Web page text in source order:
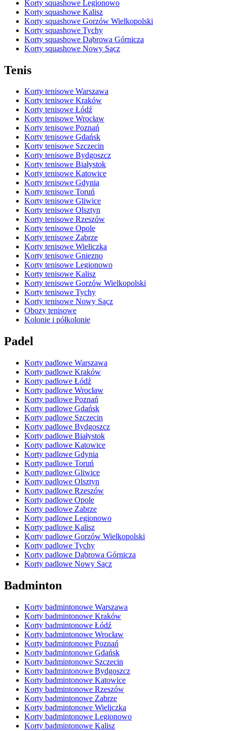
Korty squashowe Legionowo
Korty squashowe Kalisz
Korty squashowe Gorzów Wielkopolski
Korty squashowe Tychy
Korty squashowe Dąbrowa Górnicza
Korty squashowe Nowy Sącz
Tenis
Korty tenisowe Warszawa
Korty tenisowe Kraków
Korty tenisowe Łódź
Korty tenisowe Wrocław
Korty tenisowe Poznań
Korty tenisowe Gdańsk
Korty tenisowe Szczecin
Korty tenisowe Bydgoszcz
Korty tenisowe Białystok
Korty tenisowe Katowice
Korty tenisowe Gdynia
Korty tenisowe Toruń
Korty tenisowe Gliwice
Korty tenisowe Olsztyn
Korty tenisowe Rzeszów
Korty tenisowe Opole
Korty tenisowe Zabrze
Korty tenisowe Wieliczka
Korty tenisowe Gniezno
Korty tenisowe Legionowo
Korty tenisowe Kalisz
Korty tenisowe Gorzów Wielkopolski
Korty tenisowe Tychy
Korty tenisowe Nowy Sącz
Obozy tenisowe
Kolonie i półkolonie
Padel
Korty padlowe Warszawa
Korty padlowe Kraków
Korty padlowe Łódź
Korty padlowe Wrocław
Korty padlowe Poznań
Korty padlowe Gdańsk
Korty padlowe Szczecin
Korty padlowe Bydgoszcz
Korty padlowe Białystok
Korty padlowe Katowice
Korty padlowe Gdynia
Korty padlowe Toruń
Korty padlowe Gliwice
Korty padlowe Olsztyn
Korty padlowe Rzeszów
Korty padlowe Opole
Korty padlowe Zabrze
Korty padlowe Legionowo
Korty padlowe Kalisz
Korty padlowe Gorzów Wielkopolski
Korty padlowe Tychy
Korty padlowe Dąbrowa Górnicza
Korty padlowe Nowy Sącz
Badminton
Korty badmintonowe Warszawa
Korty badmintonowe Kraków
Korty badmintonowe Łódź
Korty badmintonowe Wrocław
Korty badmintonowe Poznań
Korty badmintonowe Gdańsk
Korty badmintonowe Szczecin
Korty badmintonowe Bydgoszcz
Korty badmintonowe Katowice
Korty badmintonowe Rzeszów
Korty badmintonowe Zabrze
Korty badmintonowe Wieliczka
Korty badmintonowe Legionowo
Korty badmintonowe Kalisz